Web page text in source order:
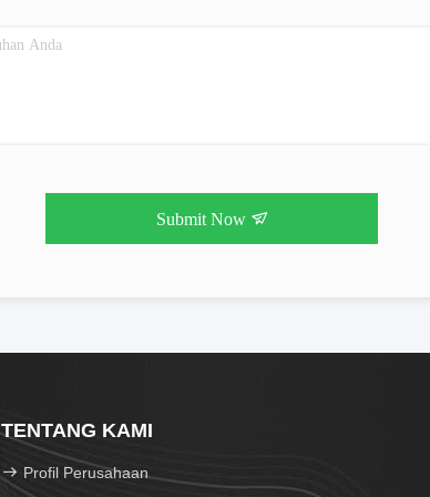
Submit Now
TENTANG KAMI
Profil Perusahaan